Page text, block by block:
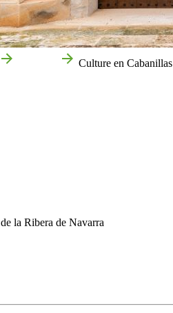
Culture en Cabanillas
la Ribera de Navarra